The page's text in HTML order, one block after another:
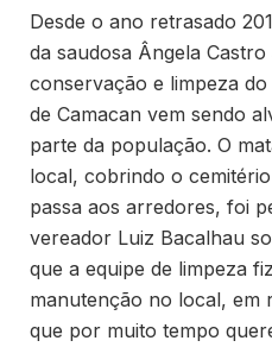
Desde o ano retrasado
da saudosa Ângela
conservação e limpeza
de Camacan vem sendo
parte da população. O
local, cobrindo o
passa aos arredores, foi
vereador Luiz Bacalhau
que a equipe de limpeza
manutenção no local, em
que por muito tempo